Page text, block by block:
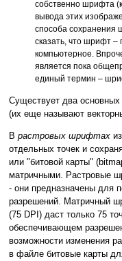
собственно шрифта
вывода этих
способа сохранения
сказать, что шрифт –
компьютерное.
является пока
единый термин –
Существует два
(их еще называют
В растровых шрифтах
отдельных точек и
или "битовой карты"
матричными. Растровые
- они предназначены для
разрешений. Матричный
(75 DPI) даст только 75
обеспечивающем
возможности изменения
в файле битовые карты